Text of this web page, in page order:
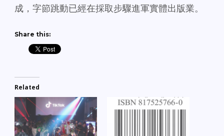
成，字節跳動已經在採取步驟進軍實體出版業。
Share this:
Related